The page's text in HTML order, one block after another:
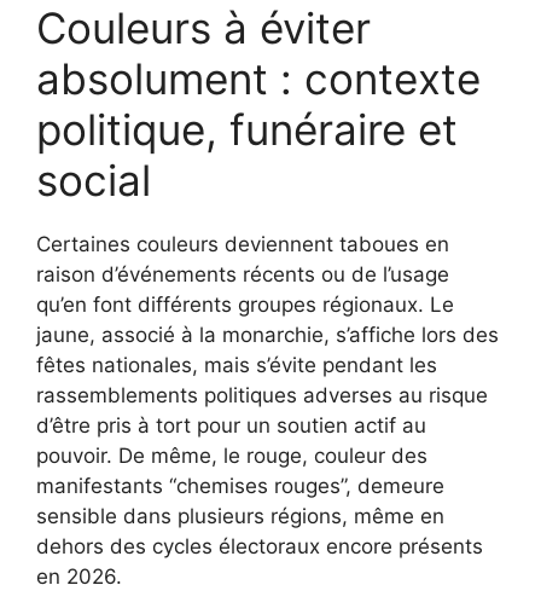
Couleurs à éviter
absolument : contexte
politique, funéraire et
social
Certaines couleurs deviennent taboues en
raison d’événements récents ou de l’usage
qu’en font différents groupes régionaux. Le
jaune, associé à la monarchie, s’affiche lors des
fêtes nationales, mais s’évite pendant les
rassemblements politiques adverses au risque
d’être pris à tort pour un soutien actif au
pouvoir. De même, le rouge, couleur des
manifestants “chemises rouges”, demeure
sensible dans plusieurs régions, même en
dehors des cycles électoraux encore présents
en 2026.